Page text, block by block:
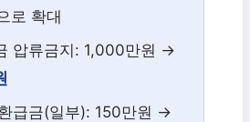
로 확대
압류금지: 1,000만원 →
급금(일부): 150만원 →